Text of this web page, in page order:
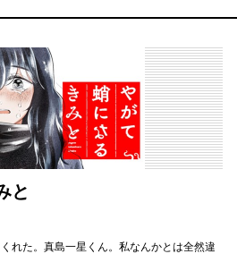
と
れた。真島一星くん。私なんかとは全然違